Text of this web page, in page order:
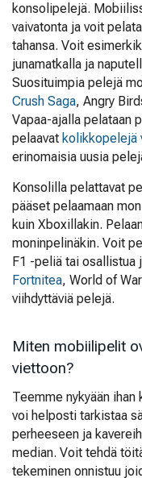
konsolipelejä.
vaivatonta ja voit
tahansa. Voit
junamatkalla ja
Suosituimpia pelejä
Crush Saga, Angry
Vapaa-ajalla pelataan
pelaavat kolikkopelejä
erinomaisia uusia
Konsolilla pelattavat
pääset pelaamaan
kuin Xboxillakin.
moninpelinäkin. Voit
F1 -peliä tai osallistua
Fortnitea, World of
viihdyttäviä pelejä.
Miten mobiilipelit
viettoon?
Teemme nykyään
voi helposti tarkistaa
perheeseen ja
median. Voit tehdä
tekeminen onnistuu